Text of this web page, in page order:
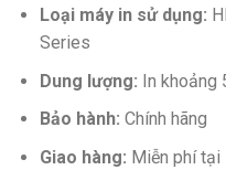
Loại máy in sử dụng:
Series
Dung lượng: In khoảng
Bảo hành: Chính hãng
Giao hàng: Miễn phí tại